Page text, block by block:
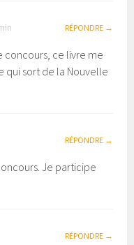
RÉPONDRE
concours, ce livre me
sort de la Nouvelle
RÉPONDRE
Je participe
RÉPONDRE